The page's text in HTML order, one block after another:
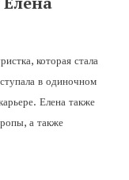
которая стала
в одиночном
Елена также
а также